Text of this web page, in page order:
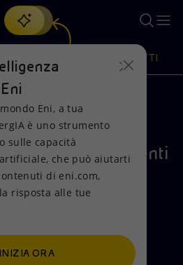
nuova soluzione di intelligenza
PRODOTTI
una Lettera di Intenti
per la
Sviluppo per
di sviluppo
Eni, a tua
è uno strumento
sulle capacità
che può aiutarti
di eni.com,
risposta alle tue
INIZIA ORA